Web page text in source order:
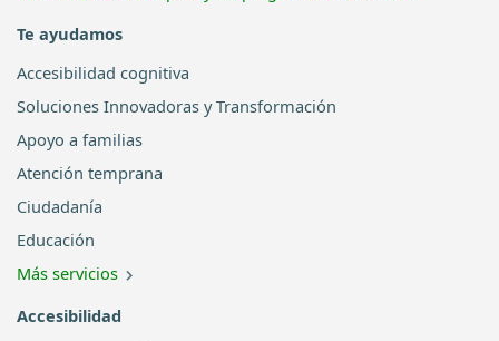
Te ayudamos
Accesibilidad cognitiva
Soluciones Innovadoras y Transformación
Apoyo a familias
Atención temprana
Ciudadanía
Educación
Más servicios
Accesibilidad